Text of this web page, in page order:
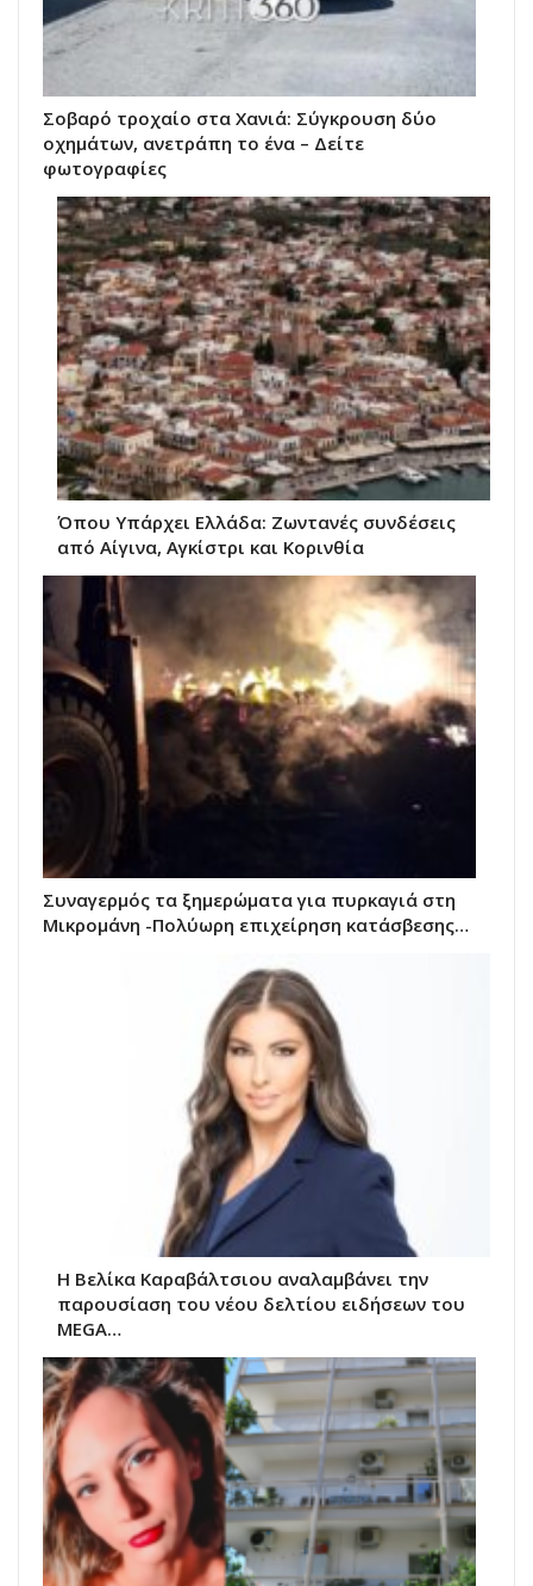
Σοβαρό τροχαίο στα Χανιά: Σύγκρουση δύο
οχημάτων, ανετράπη το ένα – Δείτε
φωτογραφίες
Όπου Υπάρχει Ελλάδα: Ζωντανές συνδέσεις
από Αίγινα, Αγκίστρι και Κορινθία
Συναγερμός τα ξημερώματα για πυρκαγιά στη
Μικρομάνη -Πολύωρη επιχείρηση κατάσβεσης…
Η Βελίκα Καραβάλτσιου αναλαμβάνει την
παρουσίαση του νέου δελτίου ειδήσεων του
MEGA…